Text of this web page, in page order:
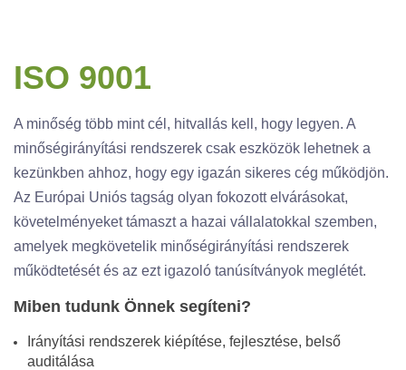
ISO 9001
A minőség több mint cél, hitvallás kell, hogy legyen. A
minőségirányítási rendszerek csak eszközök lehetnek a
kezünkben ahhoz, hogy egy igazán sikeres cég működjön.
Az Európai Uniós tagság olyan fokozott elvárásokat,
követelményeket támaszt a hazai vállalatokkal szemben,
amelyek megkövetelik minőségirányítási rendszerek
működtetését és az ezt igazoló tanúsítványok meglétét.
Miben tudunk Önnek segíteni?
Irányítási rendszerek kiépítése, fejlesztése, belső
auditálása